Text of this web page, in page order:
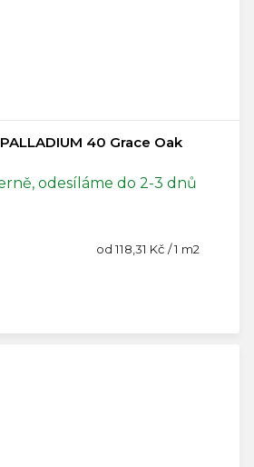
40 Grace Oak
odesíláme do 2-3 dnů
Měrná
od 118,31 Kč / 1 m2